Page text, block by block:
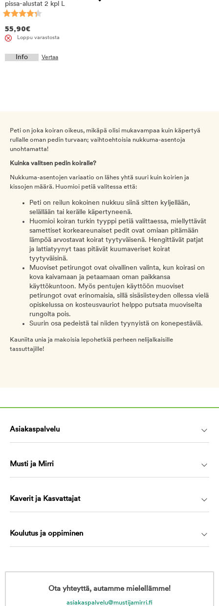
pissa-alustat 2 kpl L
55,90€
Loppu varastosta
Info Vertaa
Peti on joka koiran oikeus, mikäpä olisi mukavampaa kuin käpertyä
rullalle oman pedin turvaan; vaihtoehtoisia nukkuma-asentoja
unohtamatta!
Kuinka valitsen pedin koiralle?
Nukkuma-asentojen variaatio on lähes yhtä suuri kuin koirien ja
kissojen määrä. Huomioi petiä valitessa että:
Peti on reilun kokoinen nukkuu siinä sitten kyljellään,
selällään tai kerälle käpertyneenä.
Huomioi koiran turkin tyyppi petiä valittaessa, miellyttävät
samettiset korkeareunaiset pedit ovat omiaan pitämään
lämpöä arvostavat koirat tyytyväisenä. Hengittävät patjat
ja lattiatyynyt taas pitävät kuumaveriset koirat
tyytyväisinä.
Muoviset petirungot ovat oivallinen valinta, kun koirasi on
kova kaivamaan ja petaamaan oman paikkansa
käyttökuntoon. Myös pentujen käyttöön muoviset
petirungot ovat erinomaisia, sillä sisäsiisteyden ollessa vielä
opiskelussa on kosteusvauriot helppo putsata muoviselta
rungolta pois.
Suurin osa pedeistä tai niiden tyynyistä on konepestäviä.
Kauniita unia ja makoisia lepohetkiä perheen nelijalkaisille
tassuttajille!
Asiakaspalvelu
Musti ja Mirri
Kaverit ja Kasvattajat
Koulutus ja oppiminen
Ota yhteyttä, autamme mielellämme!
asiakaspalvelu@mustijamirri.fi